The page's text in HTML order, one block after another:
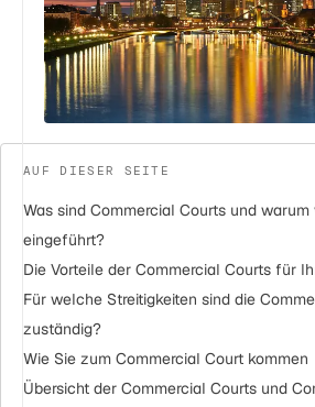
AUF DIESER SEITE
Was sind Commercial Courts und warum
eingeführt?
Die Vorteile der Commercial Courts für
Für welche Streitigkeiten sind die
zuständig?
Wie Sie zum Commercial Court kommen
Übersicht der Commercial Courts und